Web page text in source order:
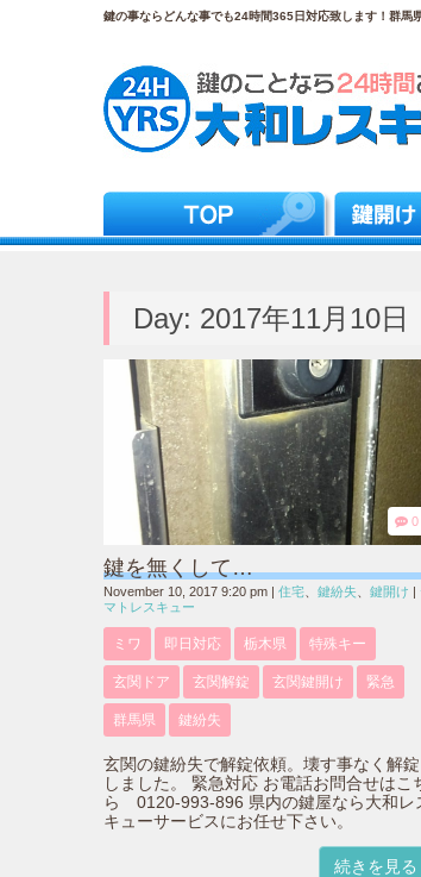
鍵の事ならどんな事でも24時間365日対応致します！群馬
Day: 2017年11月10日
0
鍵を無くして…
November 10, 2017 9:20 pm | 住宅 鍵紛失 鍵開け |
マトレスキュー
ミワ 即日対応 栃木県 特殊キー
玄関ドア 玄関解錠 玄関鍵開け 緊急
群馬県 鍵紛失
玄関の鍵紛失で解錠依頼。壊す事なく解錠
しました。 緊急対応 お電話お問合せはこ
ら 0120-993-896 県内の鍵屋なら大和レ
キューサービスにお任せ下さい。
続きを見る